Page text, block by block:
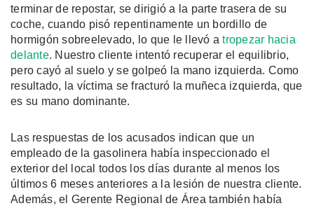
terminar de repostar, se dirigió a la parte trasera de su
coche, cuando pisó repentinamente un bordillo de
hormigón sobreelevado, lo que le llevó atropezar hacia
delante. Nuestro cliente intentó recuperar el equilibrio,
pero cayó al suelo y se golpeó la mano izquierda. Como
resultado, la víctima se fracturó la muñeca izquierda, que
es su mano dominante.
Las respuestas de los acusados indican que un
empleado de la gasolinera había inspeccionado el
exterior del local todos los días durante al menos los
últimos 6 meses anteriores a la lesión de nuestra cliente.
Además, el Gerente Regional de Área también había